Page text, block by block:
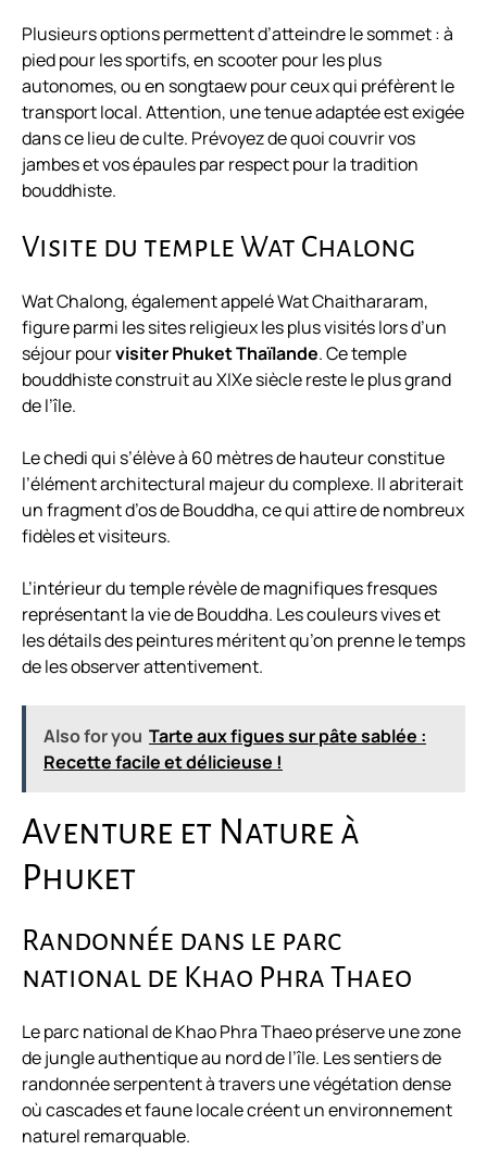
Plusieurs options permettent d’atteindre le sommet : à
pied pour les sportifs, en scooter pour les plus
autonomes, ou en songtaew pour ceux qui préfèrent le
transport local. Attention, une tenue adaptée est exigée
dans ce lieu de culte. Prévoyez de quoi couvrir vos
jambes et vos épaules par respect pour la tradition
bouddhiste.
Visite du temple Wat Chalong
Wat Chalong, également appelé Wat Chaithararam,
figure parmi les sites religieux les plus visités lors d’un
séjour pourvisiter Phuket Thaïlande. Ce temple
bouddhiste construit au XIXe siècle reste le plus grand
de l’île.
Le chedi qui s’élève à 60 mètres de hauteur constitue
l’élément architectural majeur du complexe. Il abriterait
un fragment d’os de Bouddha, ce qui attire de nombreux
fidèles et visiteurs.
L’intérieur du temple révèle de magnifiques fresques
représentant la vie de Bouddha. Les couleurs vives et
les détails des peintures méritent qu’on prenne le temps
de les observer attentivement.
Also for you Tarte aux figues sur pâte sablée :
Recette facile et délicieuse !
Aventure et Nature à
Phuket
Randonnée dans le parc
national de Khao Phra Thaeo
Le parc national de Khao Phra Thaeo préserve une zone
de jungle authentique au nord de l’île. Les sentiers de
randonnée serpentent à travers une végétation dense
où cascades et faune locale créent un environnement
naturel remarquable.